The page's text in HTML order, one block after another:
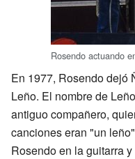
Rosendo actuando
En 1977, Rosendo dejó
Leño. El nombre de
antiguo compañero,
canciones eran "un
Rosendo en la guitarra